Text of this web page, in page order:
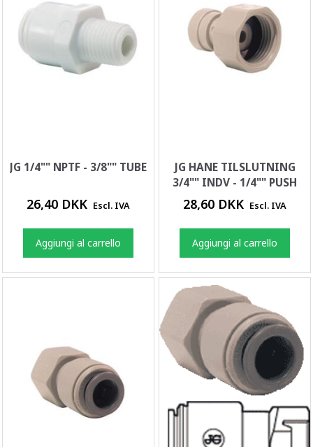
JG 1/4"" NPTF - 3/8"" TUBE
26,40 DKK Escl. IVA
Aggiungi al carrello
JG HANE TILSLUTNING
3/4"" INDV - 1/4"" PUSH
28,60 DKK Escl. IVA
Aggiungi al carrello